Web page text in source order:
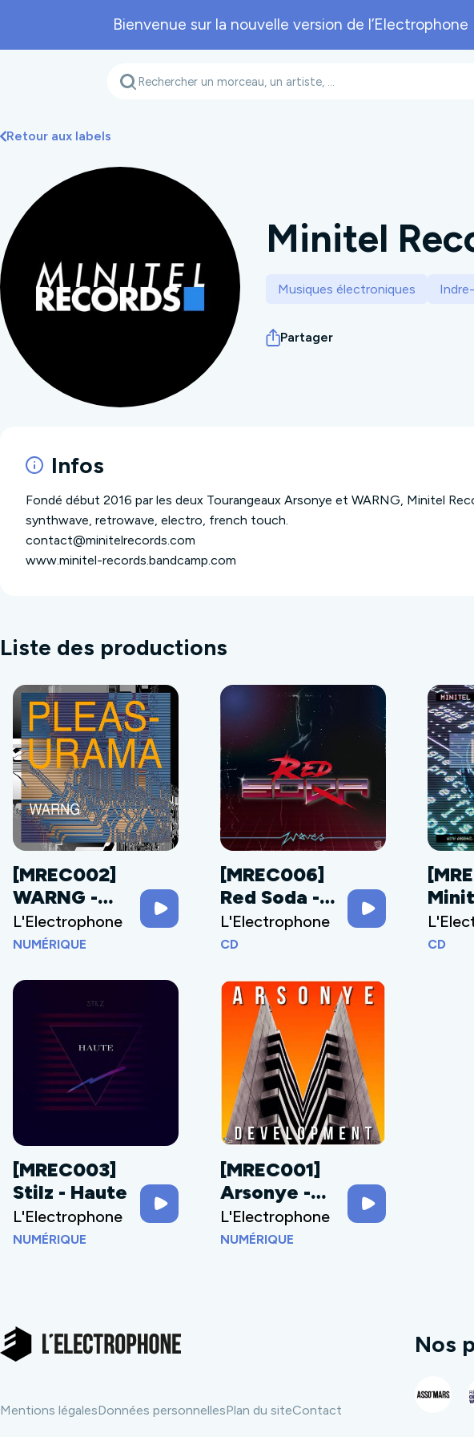
Bienvenue sur la nouvelle version de l’Electrophone
Retour aux labels
Minitel
Musiques électroniques
Partager
Infos
Fondé début 2016 par les deux Tourangeaux Arsonye et WARNG, Minitel
synthwave, retrowave, electro, french touch.
contact@minitelrecords.com
www.minitel-records.bandcamp.com
Instagram : @minitelrecords
Liste des productions
[MREC002]
WARNG -
Pleasurama
L'Electrophone
NUMÉRIQUE
[MREC006]
Red Soda -
Waves
L'Electrophone
CD CD
[MREC003]
Stilz - Haute
L'Electrophone
NUMÉRIQUE
[MREC001]
Arsonye -
Developme
nt
L'Electrophone
NUMÉRIQUE
Mentions légalesDonnées personnellesPlan du siteContact
Nos